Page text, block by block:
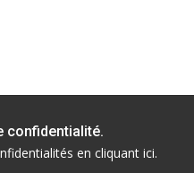
confidentialité.
en cliquant ici.